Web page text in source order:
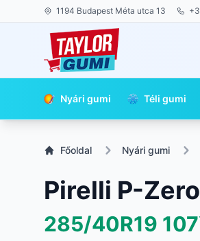
1194 Budapest Méta utca 13
Nyári gumi Téli gumi
Főoldal Nyári gumi
Pirelli P-
285/40R19